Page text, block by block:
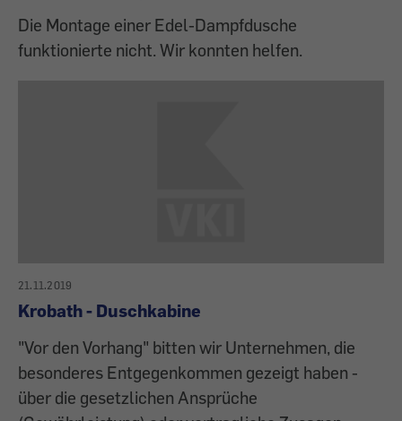
Die Montage einer Edel-Dampfdusche
funktionierte nicht. Wir konnten helfen.
21.11.2019
Krobath - Duschkabine
"Vor den Vorhang" bitten wir Unternehmen, die
besonderes Entgegenkommen gezeigt haben -
über die gesetzlichen Ansprüche